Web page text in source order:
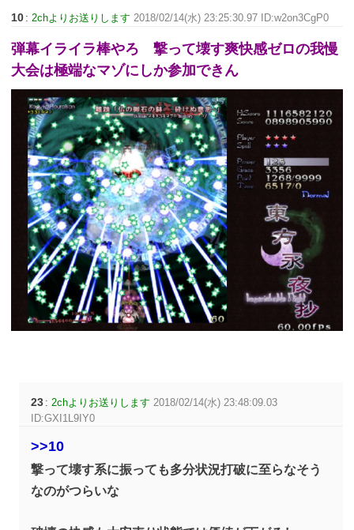
10 :2chよりお送りします 2018/02/14(水) 23:25:30.97 ID:w2on3CgP0
弾幕イライラ棒やろ 撃って壊す爽快感ゼロの我慢
大会は極端なマゾにしか参加できん
23 :2chよりお送りします 2018/02/14(水) 23:48:09.03
ID:GXI1L9IY0
>>10
撃って壊す系に振っても多分状況打破に至らなそう
なのがつらいな